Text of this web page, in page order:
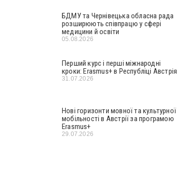
БДМУ та Чернівецька обласна рада
розширюють співпрацю у сфері
медицини й освіти
05.08.2026
Перший курс і перші міжнародні
кроки: Erasmus+ в Республіці Австрія
31.07.2026
Нові горизонти мовної та культурної
мобільності в Австрії за програмою
Erasmus+
29.07.2026